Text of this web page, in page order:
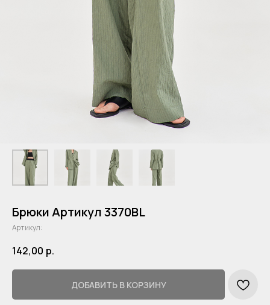
Брюки Артикул 3370BL
Артикул:
142,00 р.
ДОБАВИТЬ В КОРЗИНУ